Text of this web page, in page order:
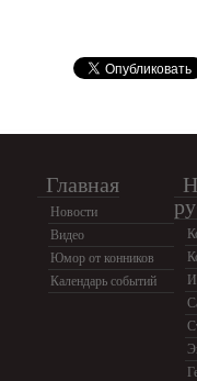
Главная
Новости
Видео
Юмор от конников
Календарь событий